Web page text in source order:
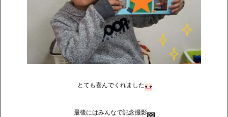
とても喜んでくれました
最後にはみんなで記念撮影